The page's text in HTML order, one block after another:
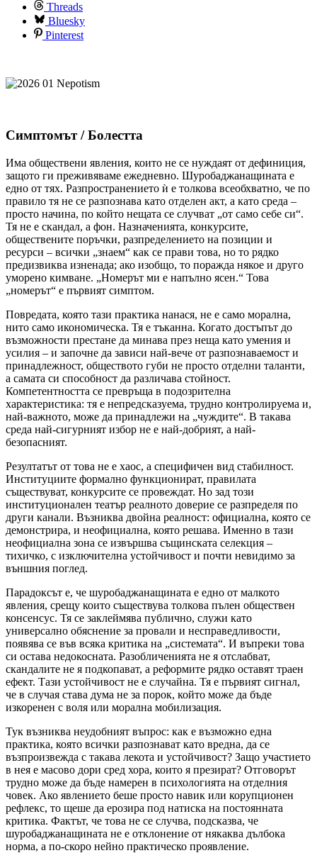
Threads
Bluesky
Pinterest
Симптомът / Болестта
Има обществени явления, които не се нуждаят от дефиниция,
защото ги преживяваме ежедневно. Шуробаджанащината е
едно от тях. Разпространението ѝ е толкова всеобхватно, че по
правило тя не се разпознава като отделен акт, а като среда –
просто начина, по който нещата се случват „от само себе си“.
Тя не е скандал, а фон. Назначенията, конкурсите,
обществените поръчки, разпределението на позиции и
ресурси – всички „знаем“ как се прави това, но то рядко
предизвиква изненада; ако изобщо, то поражда някое и друго
уморено кимване. „Номерът ми е напълно ясен.“ Това
„номерът“ е първият симптом.
Повредата, която тази практика нанася, не е само морална,
нито само икономическа. Тя е тъканна. Когато достъпът до
възможности престане да минава през неща като умения и
усилия – и започне да зависи най-вече от разпознаваемост и
принадлежност, обществото губи не просто отделни таланти,
а самата си способност да различава стойност.
Компетентността се превръща в подозрителна
характеристика: тя е непредсказуема, трудно контролируема и,
най-важното, може да принадлежи на „чуждите“. В такава
среда най-сигурният избор не е най-добрият, а най-
безопасният.
Резултатът от това не е хаос, а специфичен вид стабилност.
Институциите формално функционират, правилата
съществуват, конкурсите се провеждат. Но зад този
институционален театър реалното доверие се разпределя по
други канали. Възниква двойна реалност: официална, която се
демонстрира, и неофициална, която решава. Именно в тази
неофициална зона се извършва същинската селекция –
тихичко, с изключителна устойчивост и почти невидимо за
външния поглед.
Парадоксът е, че шуробаджанащината е едно от малкото
явления, срещу които съществува толкова пълен обществен
консенсус. Тя се заклеймява публично, служи като
универсално обяснение за провали и несправедливости,
появява се във всяка критика на „системата“. И въпреки това
си остава недокосната. Разобличенията не я отслабват,
скандалите не я подкопават, а реформите рядко оставят траен
ефект. Тази устойчивост не е случайна. Тя е първият сигнал,
че в случая става дума не за порок, който може да бъде
изкоренен с воля или морална мобилизация.
Тук възниква неудобният въпрос: как е възможно една
практика, която всички разпознават като вредна, да се
възпроизвежда с такава лекота и устойчивост? Защо участието
в нея е масово дори сред хора, които я презират? Отговорът
трудно може да бъде намерен в психологията на отделния
човек. Ако явлението беше просто навик или корупционен
рефлекс, то щеше да ерозира под натиска на постоянната
критика. Фактът, че това не се случва, подсказва, че
шуробаджанащината не е отклонение от някаква дълбока
норма, а по-скоро нейно практическо проявление.